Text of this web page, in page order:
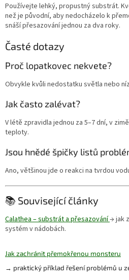
Používejte lehký, propustný substrát.
než je původní, aby nedocházelo k
snáší přesazování jednou za dva roky.
Časté dotazy
Proč lopatkovec nekvete?
Obvykle kvůli nedostatku světla nebo
Jak často zalévat?
V létě zpravidla jednou za 5–7 dní, v
teploty.
Jsou hnědé špičky listů
Ano, většinou jde o reakci na tvrdou
📚 Související články
Calathea – substrát a přesazování→ jak
systém v nádobách.
Jak zachránit přemokřenou monsteru
→ praktický příklad řešení problémů u